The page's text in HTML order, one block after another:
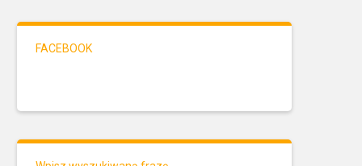
FACEBOOK